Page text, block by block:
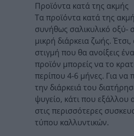
Προϊόντα κατά της ακμής
Τα προϊόντα κατά της
συνήθως σαλικυλικό οξύ-
μικρή διάρκεια ζωής.
στιγμή που θα ανοίξεις
προϊόν μπορείς να το
περίπου 4-6 μήνες. Για να
την διάρκειά του
ψυγείο, κάτι που εξάλλου
στις περισσότερες
τύπου καλλυντικών.